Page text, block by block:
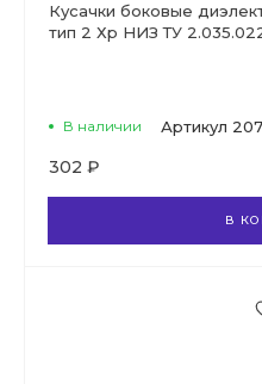
Кусачки боковые
тип 2 Хр НИЗ ТУ
В наличии Артикул
302 ₽
В